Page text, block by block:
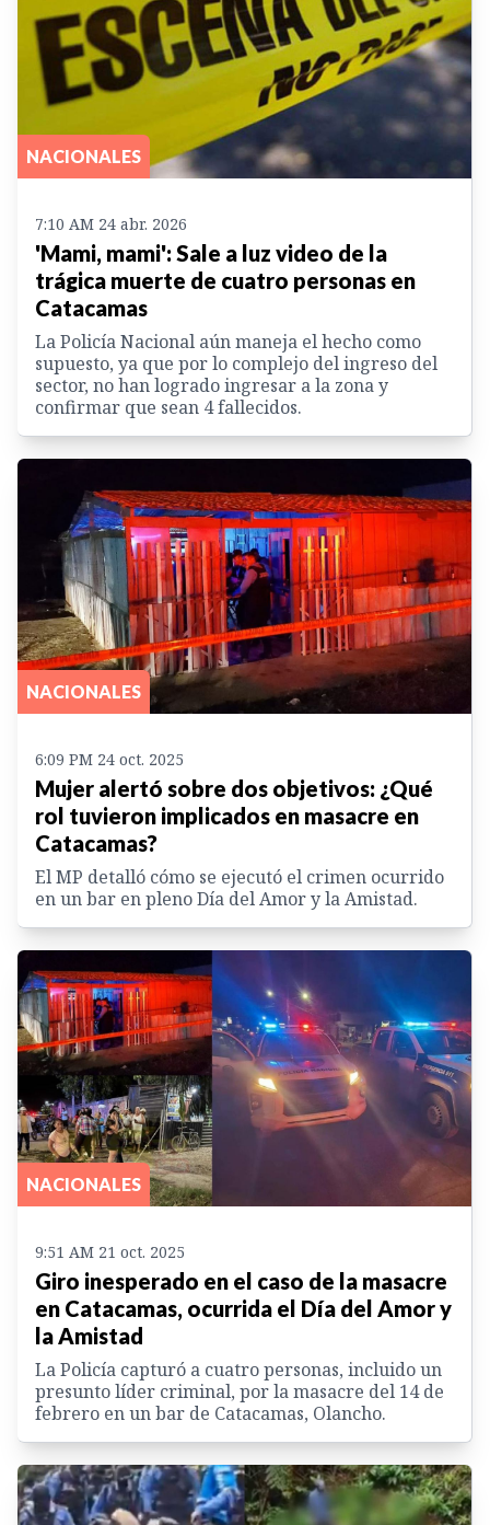
NACIONALES
7:10 AM 24 abr. 2026
'Mami, mami': Sale a luz video de la
trágica muerte de cuatro personas en
Catacamas
La Policía Nacional aún maneja el hecho como
supuesto, ya que por lo complejo del ingreso del
sector, no han logrado ingresar a la zona y
confirmar que sean 4 fallecidos.
NACIONALES
6:09 PM 24 oct. 2025
Mujer alertó sobre dos objetivos: ¿Qué
rol tuvieron implicados en masacre en
Catacamas?
El MP detalló cómo se ejecutó el crimen ocurrido
en un bar en pleno Día del Amor y la Amistad.
NACIONALES
9:51 AM 21 oct. 2025
Giro inesperado en el caso de la masacre
en Catacamas, ocurrida el Día del Amor y
la Amistad
La Policía capturó a cuatro personas, incluido un
presunto líder criminal, por la masacre del 14 de
febrero en un bar de Catacamas, Olancho.